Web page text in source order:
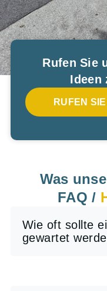
Rufen Sie
Ideen
RUFEN
Was
FAQ /
Wie oft sollte
gewartet